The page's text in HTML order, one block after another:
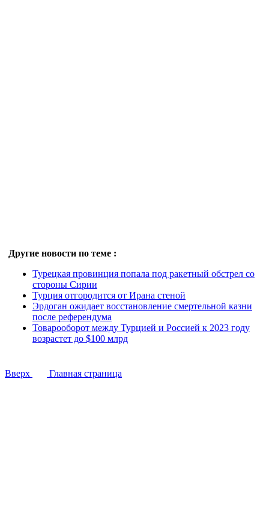
Другие новости по теме :
Турецкая провинция попала под ракетный обстрел со
стороны Сирии
Турция отгородится от Ирана стеной
Эрдоган ожидает восстановление смертельной казни
после референдума
Товарооборот между Турцией и Россией к 2023 году
возрастет до $100 млрд
Вверх Главная страница